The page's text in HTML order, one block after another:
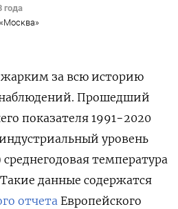
года
жарким за всю историю
Прошедший
показателя 1991−2020
уровень
среднегодовая температура
данные содержатся
отчета Европейского